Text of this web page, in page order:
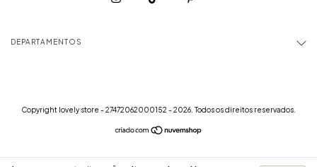
DEPARTAMENTOS
Copyright lovely store - 27472062000152 - 2026. Todos os direitos reservados.